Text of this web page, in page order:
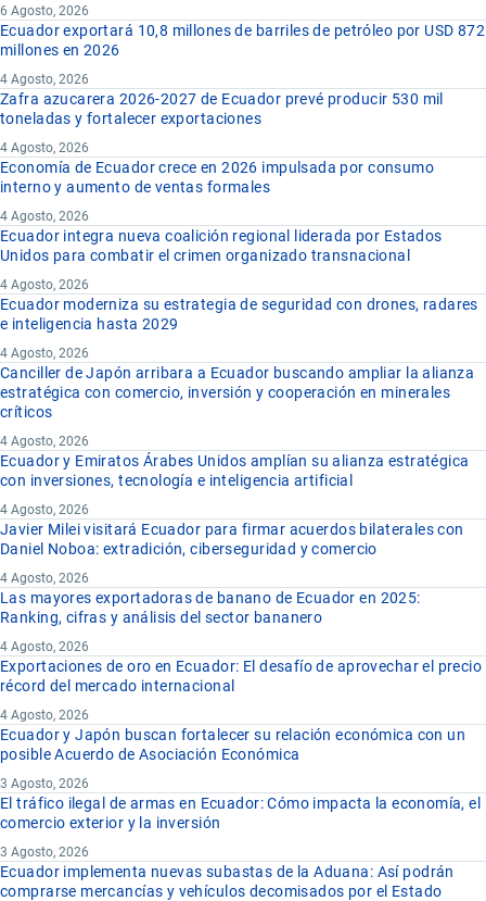
6 Agosto, 2026
Ecuador exportará 10,8 millones de barriles de petróleo por USD 872
millones en 2026
4 Agosto, 2026
Zafra azucarera 2026-2027 de Ecuador prevé producir 530 mil
toneladas y fortalecer exportaciones
4 Agosto, 2026
Economía de Ecuador crece en 2026 impulsada por consumo
interno y aumento de ventas formales
4 Agosto, 2026
Ecuador integra nueva coalición regional liderada por Estados
Unidos para combatir el crimen organizado transnacional
4 Agosto, 2026
Ecuador moderniza su estrategia de seguridad con drones, radares
e inteligencia hasta 2029
4 Agosto, 2026
Canciller de Japón arribara a Ecuador buscando ampliar la alianza
estratégica con comercio, inversión y cooperación en minerales
críticos
4 Agosto, 2026
Ecuador y Emiratos Árabes Unidos amplían su alianza estratégica
con inversiones, tecnología e inteligencia artificial
4 Agosto, 2026
Javier Milei visitará Ecuador para firmar acuerdos bilaterales con
Daniel Noboa: extradición, ciberseguridad y comercio
4 Agosto, 2026
Las mayores exportadoras de banano de Ecuador en 2025:
Ranking, cifras y análisis del sector bananero
4 Agosto, 2026
Exportaciones de oro en Ecuador: El desafío de aprovechar el precio
récord del mercado internacional
4 Agosto, 2026
Ecuador y Japón buscan fortalecer su relación económica con un
posible Acuerdo de Asociación Económica
3 Agosto, 2026
El tráfico ilegal de armas en Ecuador: Cómo impacta la economía, el
comercio exterior y la inversión
3 Agosto, 2026
Ecuador implementa nuevas subastas de la Aduana: Así podrán
comprarse mercancías y vehículos decomisados por el Estado